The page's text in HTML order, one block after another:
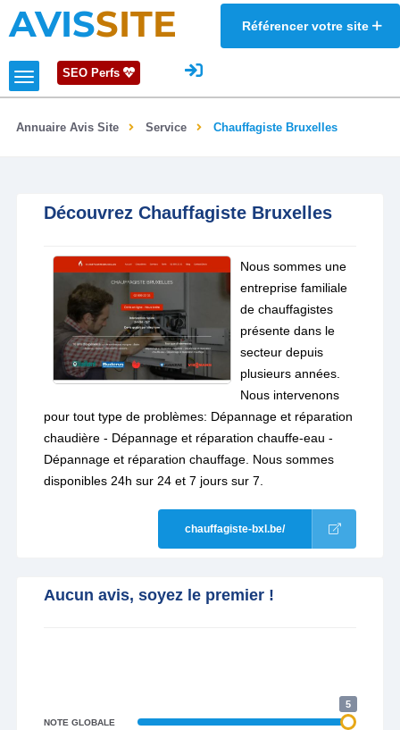
AVISSITE Référencer votre site
SEO Perfs
Annuaire Avis Site Service Chauffagiste Bruxelles
Découvrez Chauffagiste Bruxelles
Nous sommes une
entreprise familiale
de chauffagistes
présente dans le
secteur depuis
plusieurs années.
Nous intervenons
pour tout type de problèmes: Dépannage et réparation
chaudière - Dépannage et réparation chauffe-eau -
Dépannage et réparation chauffage. Nous sommes
disponibles 24h sur 24 et 7 jours sur 7.
chauffagiste-bxl.be/
Aucun avis, soyez le premier !
NOTE GLOBALE
5